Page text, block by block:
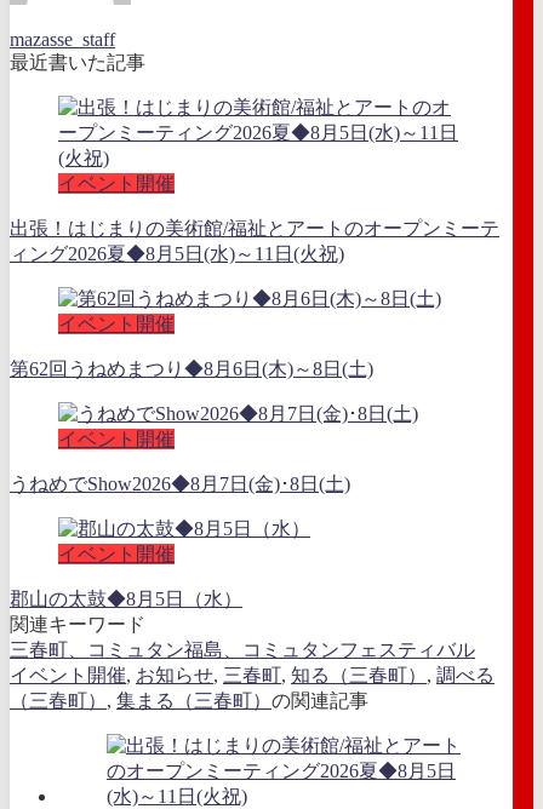
mazasse_staff
最近書いた記事
イベント開催
出張！はじまりの美術館/福祉とアートのオープンミーテ
ィング2026夏◆8月5日(水)～11日(火祝)
イベント開催
第62回うねめまつり◆8月6日(木)～8日(土)
イベント開催
うねめでShow2026◆8月7日(金)･8日(土)
イベント開催
郡山の太鼓◆8月5日（水）
関連キーワード
三春町、コミュタン福島、コミュタンフェスティバル
イベント開催, お知らせ, 三春町, 知る（三春町） , 調べる
（三春町） , 集まる（三春町） の関連記事